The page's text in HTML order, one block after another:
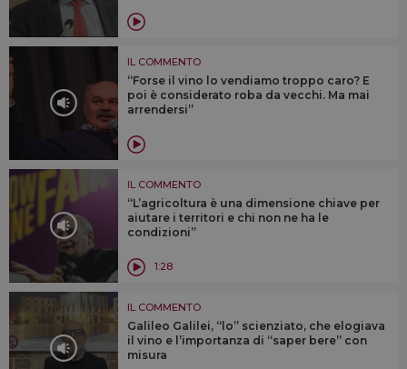
IL COMMENTO
“Forse il vino lo vendiamo troppo caro? E
poi è considerato roba da vecchi. Ma mai
arrendersi”
IL COMMENTO
“L’agricoltura è una dimensione chiave per
aiutare i territori e chi non ne ha le
condizioni”
1:28
IL COMMENTO
Galileo Galilei, “lo” scienziato, che elogiava
il vino e l’importanza di “saper bere” con
misura